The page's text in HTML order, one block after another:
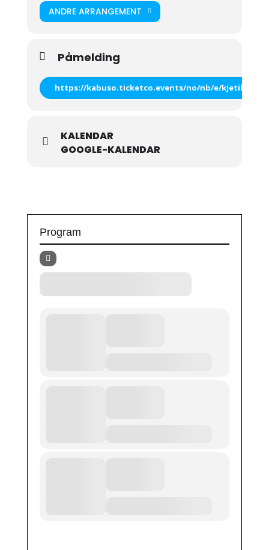
ANDRE ARRANGEMENT
Påmelding
https://kabuso.ticketco.events/no/nb/e/
KALENDAR
GOOGLE-KALENDAR
Program